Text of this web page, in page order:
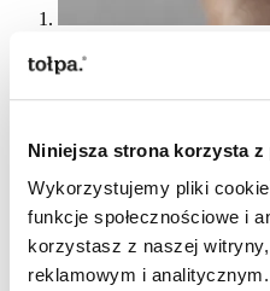
Niniejsza strona korzysta
Wykorzystujemy pliki
funkcje społecznościowe i
korzystasz z naszej
reklamowym i
opakowania
produkujemy
ekologiczne